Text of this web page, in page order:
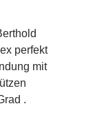
perfekt
mit
.